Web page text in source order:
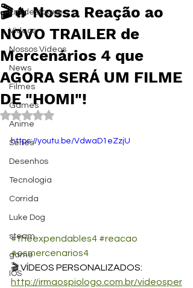
Em destaque
Vídeos
Nossos Vídeos
News
Filmes
Games
Anime
Series
Desenhos
Tecnologia
Corrida
Luke Dog
steam
game
IOS
🎬🔥 Nossa Reação ao
NOVO TRAILER de
Mercenários 4 que
AGORA SERÁ UM FILME
DE "HOMI"!
Avaliado com NaN de 5 estrelas.
https://youtu.be/VdwaD1eZzjU
#theexpendables4 #reacao
#osmercenarios4
🎬 VÍDEOS PERSONALIZADOS:
http://irmaospiologo.com.br/videosper